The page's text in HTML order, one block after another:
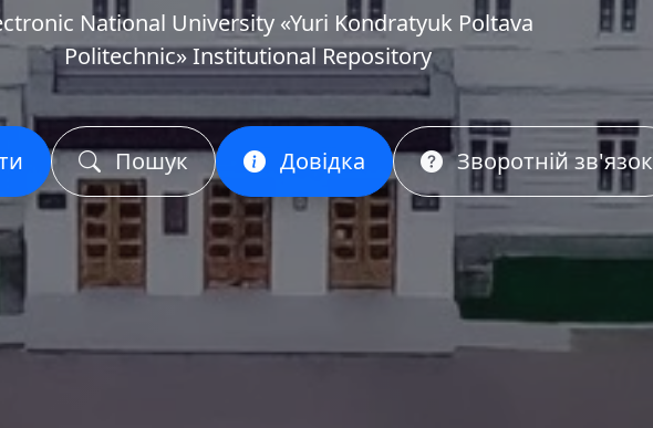
National University «Yuri Kondratyuk Poltava
Politechnic» Institutional Repository
Пошук Довідка Зворотній зв'язок